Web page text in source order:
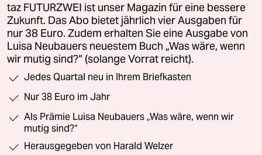
taz FUTURZWEI ist unser Magazin für eine bessere
Zukunft. Das Abo bietet jährlich vier Ausgaben für
nur 38 Euro. Zudem erhalten Sie eine Ausgabe von
Luisa Neubauers neuestem Buch „Was wäre, wenn
wir mutig sind?“ (solange Vorrat reicht).
Jedes Quartal neu in Ihrem Briefkasten
Nur 38 Euro im Jahr
Als Prämie Luisa Neubauers „Was wäre, wenn wir
mutig sind?“
Herausgegeben von Harald Welzer